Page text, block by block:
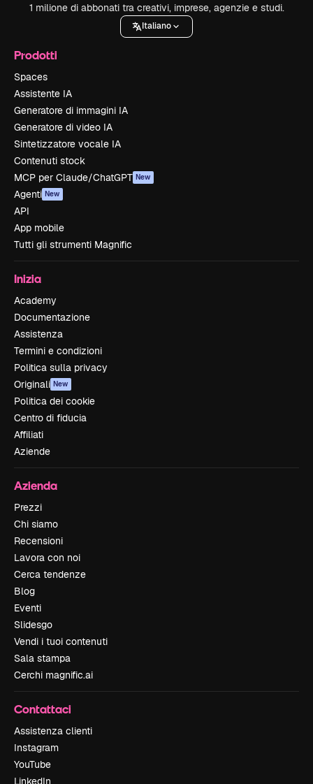
1 milione di abbonati tra creativi, imprese, agenzie e studi.
Italiano
Prodotti
Spaces
Assistente IA
Generatore di immagini IA
Generatore di video IA
Sintetizzatore vocale IA
Contenuti stock
MCP per Claude/ChatGPT New
Agenti New
API
App mobile
Tutti gli strumenti Magnific
Inizia
Academy
Documentazione
Assistenza
Termini e condizioni
Politica sulla privacy
Originali New
Politica dei cookie
Centro di fiducia
Affiliati
Aziende
Azienda
Prezzi
Chi siamo
Recensioni
Lavora con noi
Cerca tendenze
Blog
Eventi
Slidesgo
Vendi i tuoi contenuti
Sala stampa
Cerchi magnific.ai
Contattaci
Assistenza clienti
Instagram
YouTube
LinkedIn